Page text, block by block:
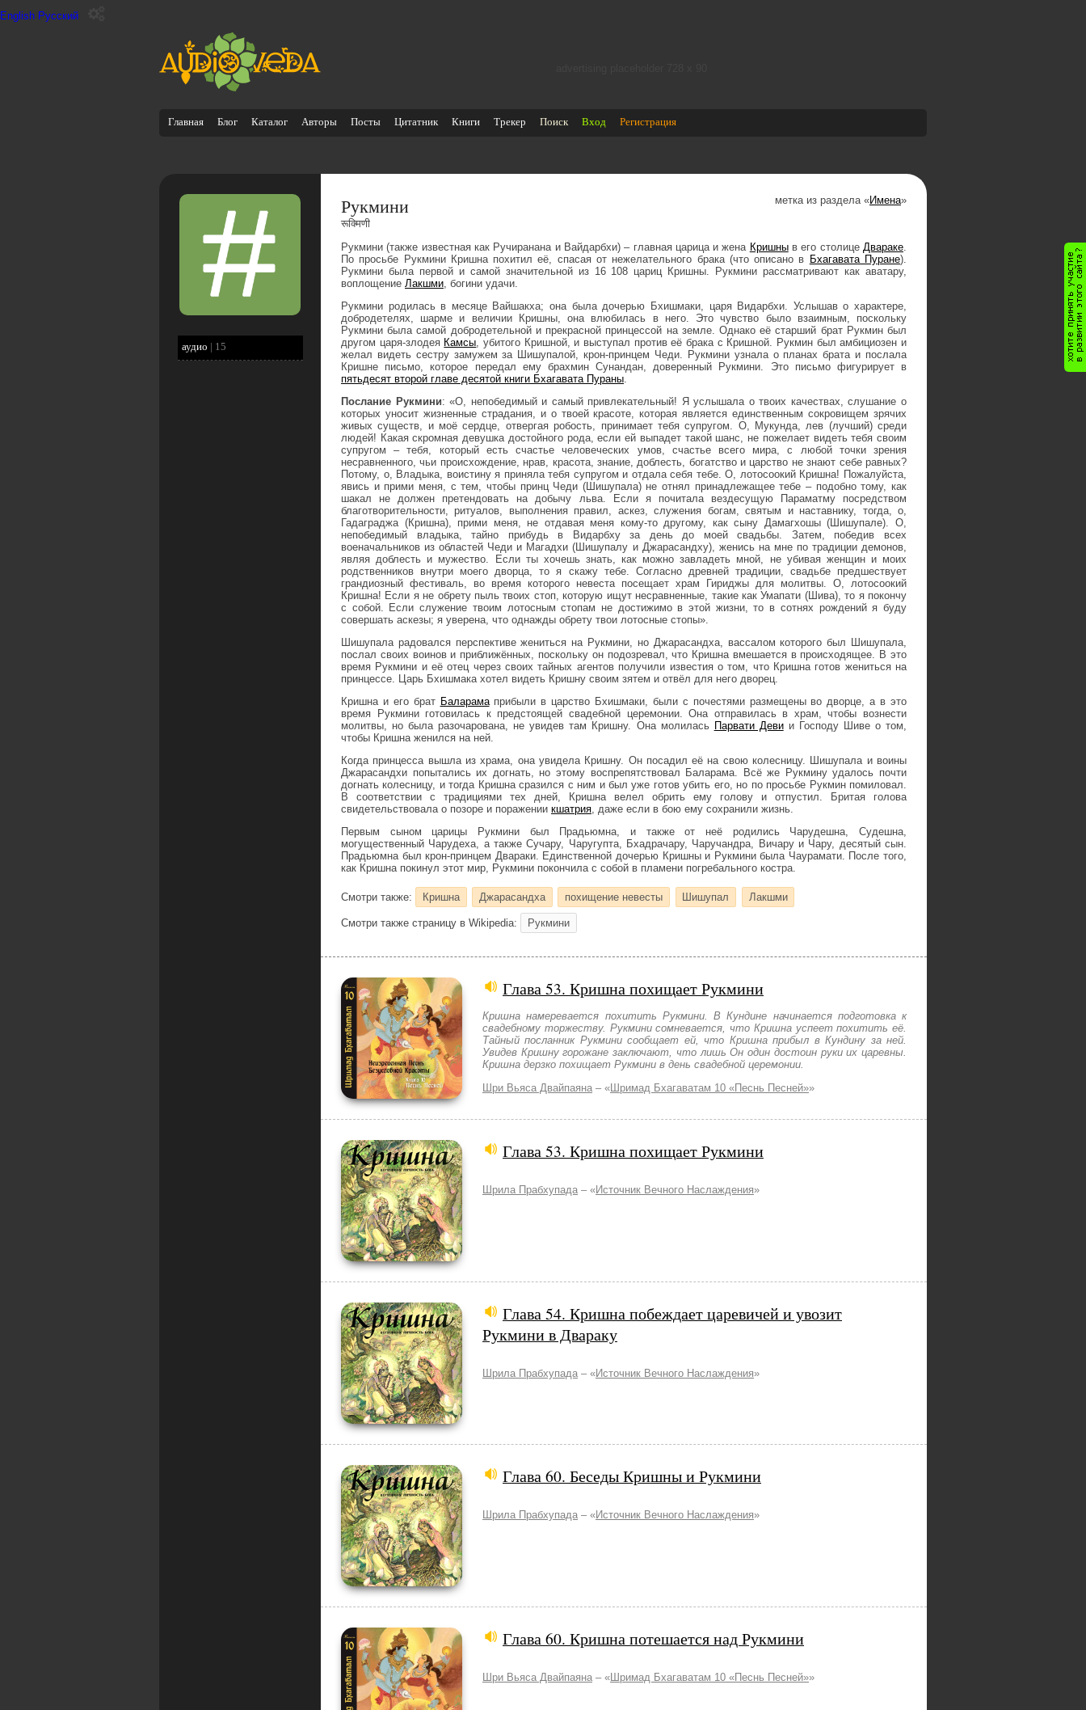
English Русский
Главная Блог Каталог Авторы Посты Цитатник Книги Трекер Поиск Вход Регистрация
аудио | 15
Рукмини
रूक्मिणी
Рукмини (также известная как Ручиранана и Вайдарбхи) – главная царица и жена Кришныв его столице Двараке.
По просьбе Рукмини Кришна похитил её, спасая от нежелательного брака (что описано в Бхагавата Пуране).
Рукмини была первой и самой значительной из 16 108 цариц Кришны. Рукмини рассматривают как аватару,
воплощение Лакшми, богини удачи.
Рукмини родилась в месяце Вайшакха; она была дочерью Бхишмаки, царя Видарбхи. Услышав о характере,
добродетелях, шарме и величии Кришны, она влюбилась в него. Это чувство было взаимным, поскольку
Рукмини была самой добродетельной и прекрасной принцессой на земле. Однако её старший брат Рукмин был
другом царя-злодея Камсы, убитого Кришной, и выступал против её брака с Кришной. Рукмин был амбициозен и
желал видеть сестру замужем за Шишупалой, крон-принцем Чеди. Рукмини узнала о планах брата и послала
Кришне письмо, которое передал ему брахмин Сунандан, доверенный Рукмини. Это письмо фигурирует в
пятьдесят второй главе десятой книги Бхагавата Пураны.
Послание Рукмини: «О, непобедимый и самый привлекательный! Я услышала о твоих качествах, слушание о
которых уносит жизненные страдания, и о твоей красоте, которая является единственным сокровищем зрячих
живых существ, и моё сердце, отвергая робость, принимает тебя супругом. О, Мукунда, лев (лучший) среди
людей! Какая скромная девушка достойного рода, если ей выпадет такой шанс, не пожелает видеть тебя своим
супругом – тебя, который есть счастье человеческих умов, счастье всего мира, с любой точки зрения
несравненного, чьи происхождение, нрав, красота, знание, доблесть, богатство и царство не знают себе равных?
Потому, о, Владыка, воистину я приняла тебя супругом и отдала себя тебе. О, лотосоокий Кришна! Пожалуйста,
явись и прими меня, с тем, чтобы принц Чеди (Шишупала) не отнял принадлежащее тебе – подобно тому, как
шакал не должен претендовать на добычу льва. Если я почитала вездесущую Параматму посредством
благотворительности, ритуалов, выполнения правил, аскез, служения богам, святым и наставнику, тогда, о,
Гадаграджа (Кришна), прими меня, не отдавая меня кому-то другому, как сыну Дамагхошы (Шишупале). О,
непобедимый владыка, тайно прибудь в Видарбху за день до моей свадьбы. Затем, победив всех
военачальников из областей Чеди и Магадхи (Шишупалу и Джарасандху), женись на мне по традиции демонов,
являя доблесть и мужество. Если ты хочешь знать, как можно завладеть мной, не убивая женщин и моих
родственников внутри моего дворца, то я скажу тебе. Согласно древней традиции, свадьбе предшествует
грандиозный фестиваль, во время которого невеста посещает храм Гириджы для молитвы. О, лотосоокий
Кришна! Если я не обрету пыль твоих стоп, которую ищут несравненные, такие как Умапати (Шива), то я покончу
с собой. Если служение твоим лотосным стопам не достижимо в этой жизни, то в сотнях рождений я буду
совершать аскезы; я уверена, что однажды обрету твои лотосные стопы».
Шишупала радовался перспективе жениться на Рукмини, но Джарасандха, вассалом которого был Шишупала,
послал своих воинов и приближённых, поскольку он подозревал, что Кришна вмешается в происходящее. В это
время Рукмини и её отец через своих тайных агентов получили известия о том, что Кришна готов жениться на
принцессе. Царь Бхишмака хотел видеть Кришну своим зятем и отвёл для него дворец.
Кришна и его брат Баларамаприбыли в царство Бхишмаки, были с почестями размещены во дворце, а в это
время Рукмини готовилась к предстоящей свадебной церемонии. Она отправилась в храм, чтобы вознести
молитвы, но была разочарована, не увидев там Кришну. Она молилась Парвати Девии Господу Шиве о том,
чтобы Кришна женился на ней.
Когда принцесса вышла из храма, она увидела Кришну. Он посадил её на свою колесницу. Шишупала и воины
Джарасандхи попытались их догнать, но этому воспрепятствовал Баларама. Всё же Рукмину удалось почти
догнать колесницу, и тогда Кришна сразился с ним и был уже готов убить его, но по просьбе Рукмин помиловал.
В соответствии с традициями тех дней, Кришна велел обрить ему голову и отпустил. Бритая голова
свидетельствовала о позоре и поражении кшатрия, даже если в бою ему сохранили жизнь.
Первым сыном царицы Рукмини был Прадьюмна, и также от неё родились Чарудешна, Судешна,
могущественный Чарудеха, а также Сучару, Чаругупта, Бхадрачару, Чаручандра, Вичару и Чару, десятый сын.
Прадьюмна был крон-принцем Двараки. Единственной дочерью Кришны и Рукмини была Чаурамати. После того,
как Кришна покинул этот мир, Рукмини покончила с собой в пламени погребального костра.
метка из раздела «Имена»
Смотри также: Кришна Джарасандха похищение невесты Шишупал Лакшми
Смотри также страницу в Wikipedia: Рукмини
Глава 53. Кришна похищает Рукмини
Кришна намеревается похитить Рукмини. В Кундине начинается подготовка к
свадебному торжеству. Рукмини сомневается, что Кришна успеет похитить её.
Тайный посланник Рукмини сообщает ей, что Кришна прибыл в Кундину за ней.
Увидев Кришну горожане заключают, что лишь Он один достоин руки их царевны.
Кришна дерзко похищает Рукмини в день свадебной церемонии.
Шри Вьяса Двайпаяна – «Шримад Бхагаватам 10 «Песнь Песней»»
Глава 53. Кришна похищает Рукмини
Шрила Прабхупада – «Источник Вечного Наслаждения»
Глава 54. Кришна побеждает царевичей и увозит
Рукмини в Двараку
Шрила Прабхупада – «Источник Вечного Наслаждения»
Глава 60. Беседы Кришны и Рукмини
Шрила Прабхупада – «Источник Вечного Наслаждения»
Глава 60. Кришна потешается над Рукмини
Шри Вьяса Двайпаяна – «Шримад Бхагаватам 10 «Песнь Песней»»